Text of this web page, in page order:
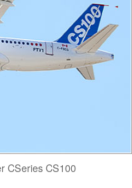
CSeries CS100